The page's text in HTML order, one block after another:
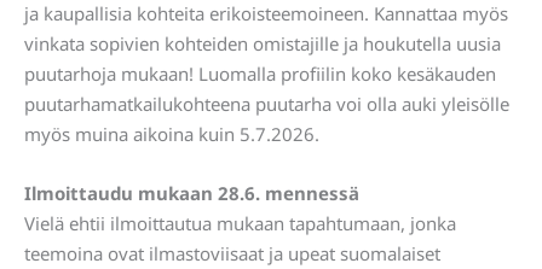
ja kaupallisia kohteita erikoisteemoineen. Kannattaa myös
vinkata sopivien kohteiden omistajille ja houkutella uusia
puutarhoja mukaan! Luomalla profiilin koko kesäkauden
puutarhamatkailukohteena puutarha voi olla auki yleisölle
myös muina aikoina kuin 5.7.2026.
Ilmoittaudu mukaan 28.6. mennessä
Vielä ehtii ilmoittautua mukaan tapahtumaan, jonka
teemoina ovat ilmastoviisaat ja upeat suomalaiset